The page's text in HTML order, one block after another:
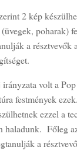
2 kép
poharak)
a
volt a
festmények
ezzel a
haladunk. Főleg
a